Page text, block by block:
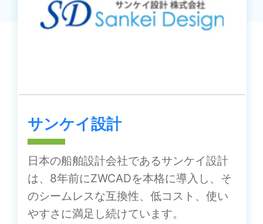
サンケイ設計
日本の船舶設計会社であるサンケイ設計
は、8年前にZWCADを本格に導入し、そ
のシームレスな互換性、低コスト、使い
やすさに満足し続けています。